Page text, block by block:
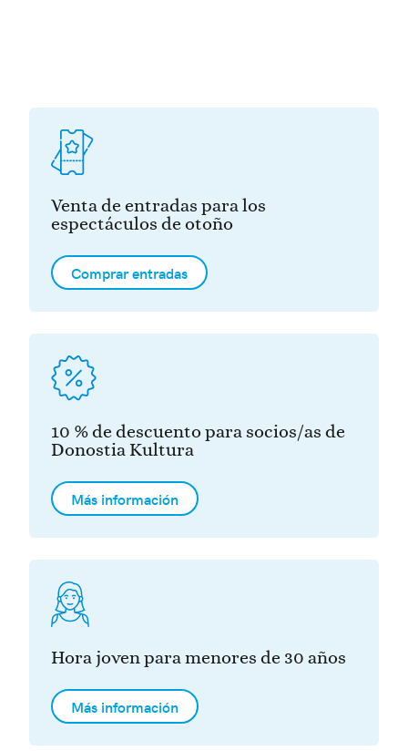
Venta de entradas para los
espectáculos de otoño
Comprar entradas
10 % de descuento para socios/as de
Donostia Kultura
Más información
Hora joven para menores de 30 años
Más información